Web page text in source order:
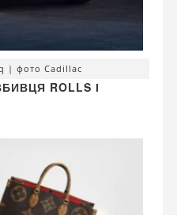
| фото Cadillac
ROLLS І